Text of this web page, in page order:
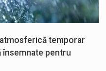
temporar
însemnate pentru